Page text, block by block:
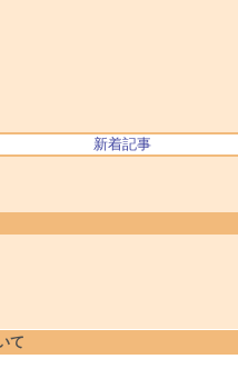
新着記事
て